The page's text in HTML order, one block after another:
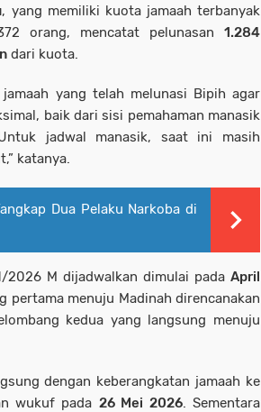
, yang memiliki kuota jamaah terbanyak
orang, mencatat pelunasan 1.284
dari kuota.
yang telah melunasi Bipih agar
baik dari sisi pemahaman manasik
jadwal manasik, saat ini masih
katanya.
Dua Pelaku Narkoba di
2026 M dijadwalkan dimulai pada April
pertama menuju Madinah direncanakan
kedua yang langsung menuju
dengan keberangkatan jamaah ke
wukuf pada 26 Mei 2026. Sementara